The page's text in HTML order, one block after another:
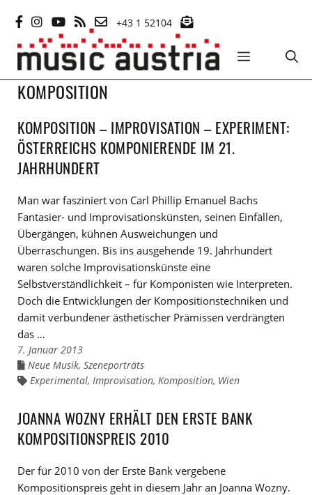
Inhalt
springen
+43 1 52104
MENÜ
KOMPOSITION
KOMPOSITION – IMPROVISATION – EXPERIMENT:
ÖSTERREICHS KOMPONIERENDE IM 21.
JAHRHUNDERT
Man war fasziniert von Carl Phillip Emanuel Bachs
Fantasier- und Improvisationskünsten, seinen Einfällen,
Übergängen, kühnen Ausweichungen und
Überraschungen. Bis ins ausgehende 19. Jahrhundert
waren solche Improvisationskünste eine
Selbstverständlichkeit – für Komponisten wie Interpreten.
Doch die Entwicklungen der Kompositionstechniken und
damit verbundener ästhetischer Prämissen verdrängten
das …
7. Januar 2013
Links
den
Neue Musik, Szeneporträts
Links
Experimental, Improvisation, Komposition, Wien
JOANNA WOZNY ERHÄLT DEN ERSTE BANK
KOMPOSITIONSPREIS 2010
Der für 2010 von der Erste Bank vergebene
Kompositionspreis geht in diesem Jahr an Joanna Wozny.